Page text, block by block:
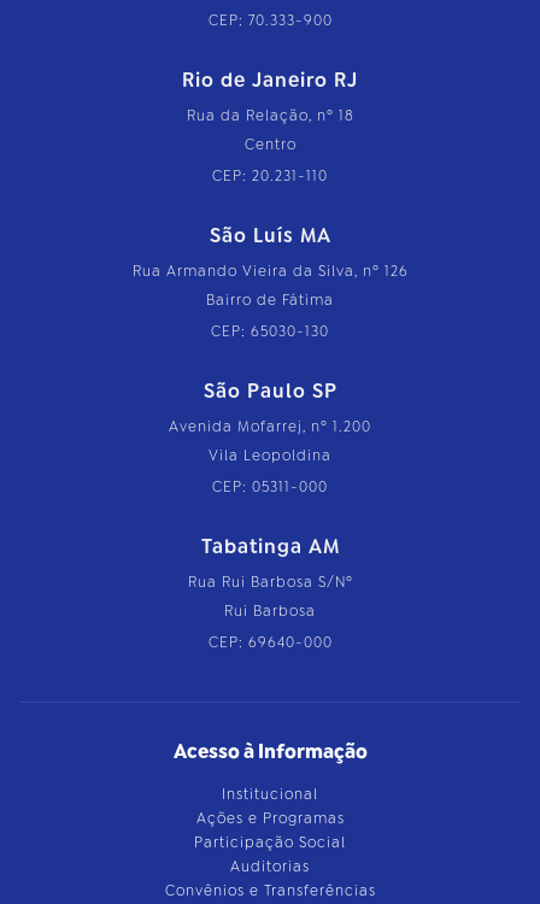
CEP: 70.333-900
Rio de Janeiro RJ
Rua da Relação, nº 18
Centro
CEP: 20.231-110
São Luís MA
Rua Armando Vieira da Silva, nº 126
Bairro de Fátima
CEP: 65030-130
São Paulo SP
Avenida Mofarrej, nº 1.200
Vila Leopoldina
CEP: 05311-000
Tabatinga AM
Rua Rui Barbosa S/Nº
Rui Barbosa
CEP: 69640-000
Acesso à Informação
Institucional
Ações e Programas
Participação Social
Auditorias
Convênios e Transferências